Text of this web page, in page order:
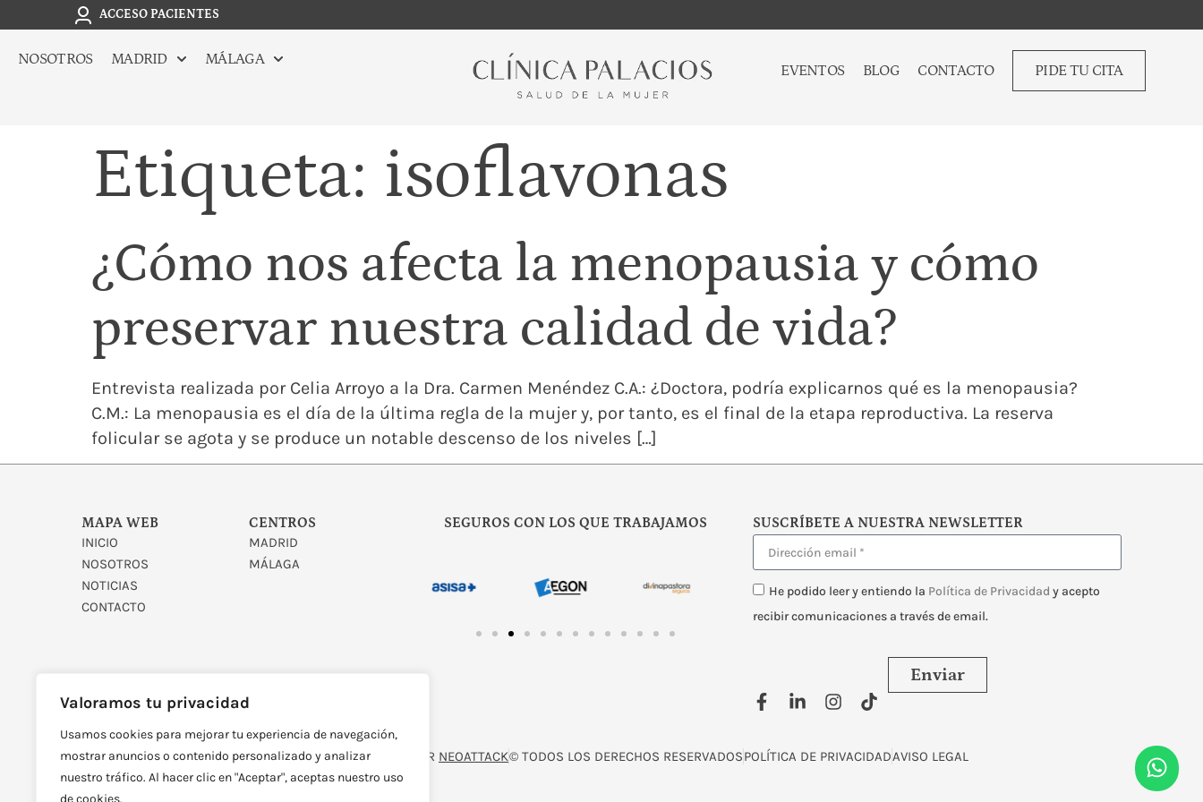
Valoramos tu privacidad
Usamos cookies para mejorar tu experiencia de navegación,
mostrar anuncios o contenido personalizado y analizar
nuestro tráfico. Al hacer clic en "Aceptar", aceptas nuestro uso
de cookies.
ACCESO PACIENTES
NOSOTROS MADRID MÁLAGA
EVENTOS BLOG CONTACTO PIDE TU CITA
Etiqueta: isoflavonas
¿Cómo nos afecta la menopausia y cómo
preservar nuestra calidad de vida?
Entrevista realizada por Celia Arroyo a la Dra. Carmen Menéndez C.A.: ¿Doctora, podría explicarnos qué es la menopausia?
C.M.: La menopausia es el día de la última regla de la mujer y, por tanto, es el final de la etapa reproductiva. La reserva
folicular se agota y se produce un notable descenso de los niveles […]
MAPA WEB
INICIO
NOSOTROS
NOTICIAS
CONTACTO
CENTROS
MADRID
MÁLAGA
SEGUROS CON LOS QUE TRABAJAMOS SUSCRÍBETE A NUESTRA NEWSLETTER
He podido leer y entiendo la Política de Privacidad y acepto
recibir comunicaciones a través de email.
Enviar
DISEÑADO Y DESARROLLADO POR NEOATTACK© TODOS LOS DERECHOS RESERVADOSPOLÍTICA DE PRIVACIDADAVISO LEGAL